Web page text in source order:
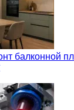
балконной